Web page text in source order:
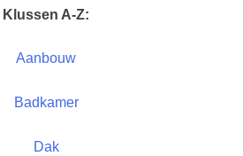
Klussen A-Z:
Aanbouw
Badkamer
Dak